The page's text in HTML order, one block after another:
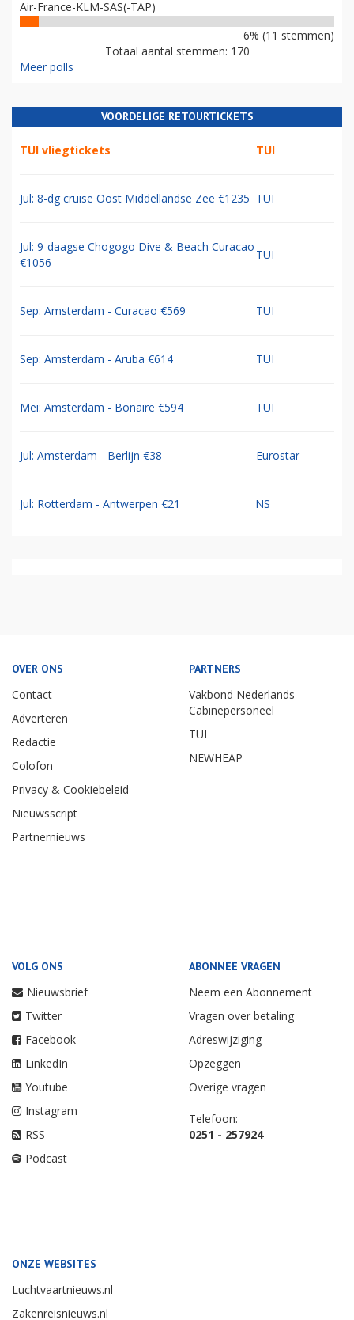
Air-France-KLM-SAS(-TAP)
6% (11 stemmen)
Totaal aantal stemmen: 170
Meer polls
VOORDELIGE RETOURTICKETS
TUI vliegtickets TUI
Jul: 8-dg cruise Oost Middellandse Zee €1235 TUI
Jul: 9-daagse Chogogo Dive & Beach Curacao
€1056
TUI
Sep: Amsterdam - Curacao €569 TUI
Sep: Amsterdam - Aruba €614 TUI
Mei: Amsterdam - Bonaire €594 TUI
Jul: Amsterdam - Berlijn €38 Eurostar
Jul: Rotterdam - Antwerpen €21 NS
OVER ONS
Contact
Adverteren
Redactie
Colofon
Privacy & Cookiebeleid
Nieuwsscript
Partnernieuws
PARTNERS
Vakbond Nederlands
Cabinepersoneel
TUI
NEWHEAP
VOLG ONS
Nieuwsbrief
Twitter
Facebook
LinkedIn
Youtube
Instagram
RSS
Podcast
ABONNEE VRAGEN
Neem een Abonnement
Vragen over betaling
Adreswijziging
Opzeggen
Overige vragen
Telefoon:
0251 - 257924
ONZE WEBSITES
Luchtvaartnieuws.nl
Zakenreisnieuws.nl